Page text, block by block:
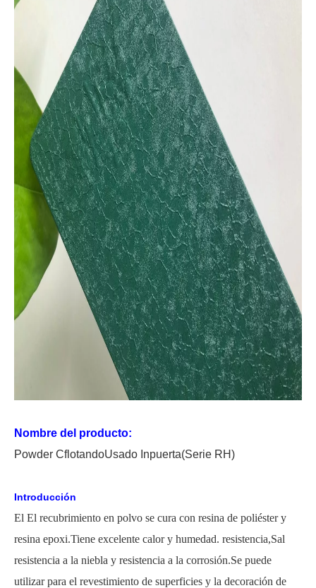
Nombre del producto:
Powder CflotandoUsado Inpuerta(Serie RH)
Introducción
El El recubrimiento en polvo se cura con resina de poliéster y
resina epoxi.Tiene excelente calor y humedad. resistencia,Sal
resistencia a la niebla y resistencia a la corrosión.Se puede
utilizar para el revestimiento de superficies y la decoración de